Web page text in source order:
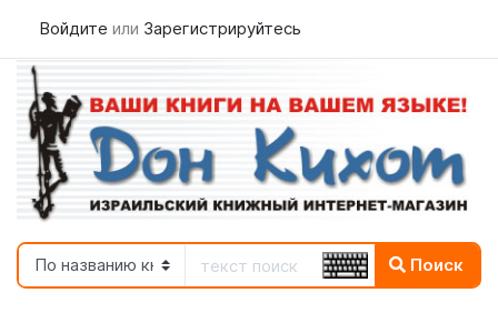
Войдите или Зарегистрируйтесь
Поиск